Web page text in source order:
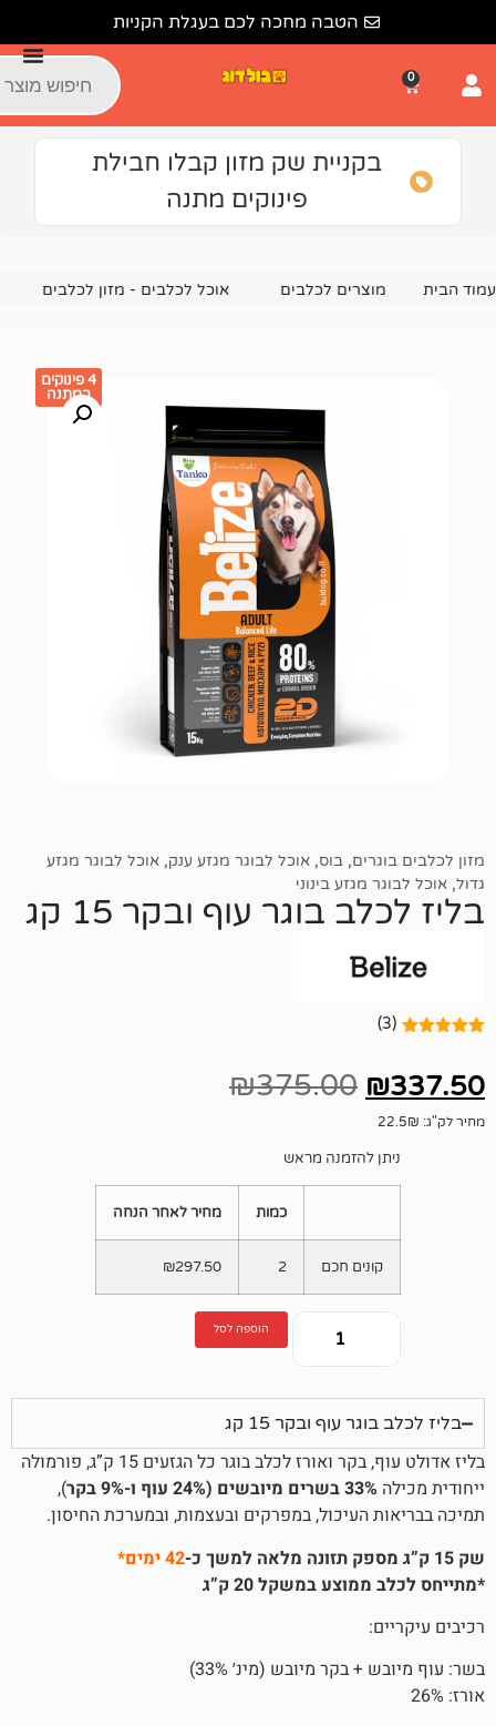
הטבה מחכה לכם בעגלת הקניות
שק מזון קבלו חבילת
פינוקים מתנה
לכלבים אוכל לכלבים - מזון לכלבים מזון יבש לכלבים
,בוס,אוכל לבוגר מגזע ענק,אוכל לבוגר מגזע
בינוני
בוגר עוף ובקר 15 קג
₪375.00
מחיר לאחר הנחה
₪ 297.50
הוספה לסל
עוף ובקר 15 קג
ואורז לכלב בוגר כל הגזעים 15 ק”ג,
פורמולה
מיובשים (24% עוף ו-9% בקר
),
במפרקים ובעצמות, ובמערכת החיסון.
42 ימים*
במשקל 20 ק”ג
מיובש (מינ׳ 33%)